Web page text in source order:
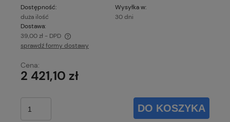
Dostępność:
duża ilość
Wysyłka w:
30 dni
Dostawa:
39,00 zł - DPD
Cena nie zawiera ewentualnych kosztów płatności
sprawdź formy dostawy
Cena:
2 421,10 zł
DO KOSZYKA